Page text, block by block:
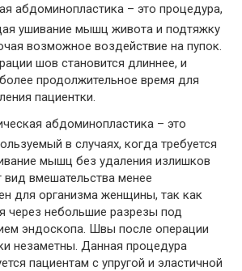
абдоминопластика – это процедура,
ушивание мышц живота и подтяжку
возможное воздействие на пупок.
шов становится длиннее, и
продолжительное время для
пациентки.
абдоминопластика – это
в случаях, когда требуется
мышц без удаления излишков
вид вмешательства менее
для организма женщины, так как
через небольшие разрезы под
эндоскопа. Швы после операции
незаметны. Данная процедура
пациентам с упругой и эластичной